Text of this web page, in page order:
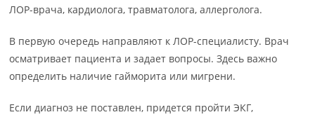
ЛОР-врача, кардиолога, травматолога, аллерголога.
В первую очередь направляют к ЛОР-специалисту. Врач
осматривает пациента и задает вопросы. Здесь важно
определить наличие гайморита или мигрени.
Если диагноз не поставлен, придется пройти ЭКГ,